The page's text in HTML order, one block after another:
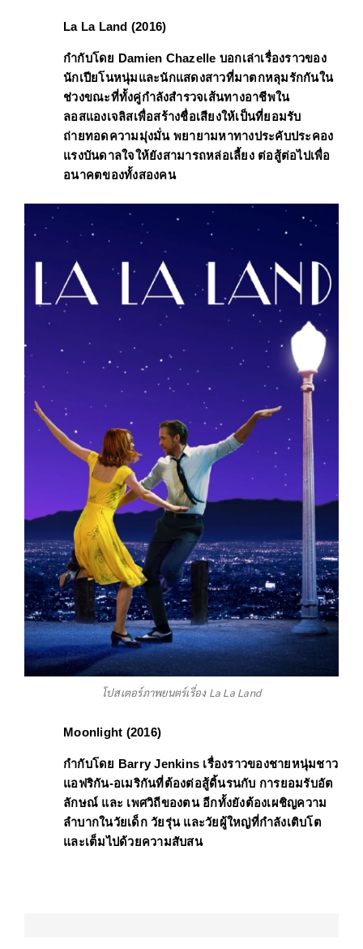
La La Land (2016)
กำกับโดย Damien Chazelle บอกเล่าเรื่องราวของ
นักเปียโนหนุ่มและนักแสดงสาวที่มาตกหลุมรักกันใน
ช่วงขณะที่ทั้งคู่กำลังสำรวจเส้นทางอาชีพใน
ลอสแองเจลิสเพื่อสร้างชื่อเสียงให้เป็นที่ยอมรับ
ถ่ายทอดความมุ่งมั่น พยายามหาทางประคับประคอง
แรงบันดาลใจให้ยังสามารถหล่อเลี้ยง ต่อสู้ต่อไปเพื่อ
อนาคตของทั้งสองคน
โปสเตอร์ภาพยนตร์เรื่อง La La Land
Moonlight (2016)
กำกับโดย Barry Jenkins เรื่องราวของชายหนุ่มชาว
แอฟริกัน-อเมริกันที่ต้องต่อสู้ดิ้นรนกับ การยอมรับอัต
ลักษณ์ และ เพศวิถีของตน อีกทั้งยังต้องเผชิญความ
ลำบากในวัยเด็ก วัยรุ่น และวัยผู้ใหญ่ที่กำลังเติบโต
และเต็มไปด้วยความสับสน